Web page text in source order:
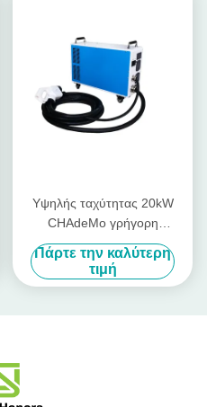
Υψηλής ταχύτητας 20kW
CHAdeMo γρήγορη
φορτιστών χρέωση
αυτοκινήτων CE 60A 380V
φορητή
Πάρτε την καλύτερη
τιμή